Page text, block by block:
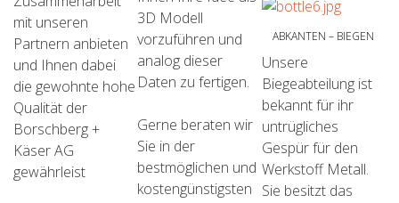
mit unseren
Partnern anbieten
und Ihnen dabei
die gewohnte hohe
Qualität der
Borschberg +
Käser AG
gewährleist
3D Modell
vorzuführen und
analog dieser
Daten zu fertigen.
Gerne beraten wir
Sie in der
bestmöglichen und
kostengünstigsten
NACHBEARBEITUNG
ABKANTEN – BIEGEN
Unsere
Biegeabteilung ist
bekannt für ihr
untrügliches
Gespür für den
Werkstoff Metall.
Sie besitzt das